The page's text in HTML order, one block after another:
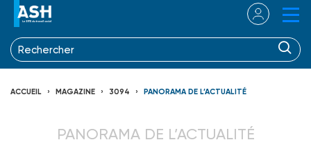
ACCUEIL MAGAZINE 3094 PANORAMA DE L’ACTUALITÉ
PANORAMA DE L’ACTUALITÉ